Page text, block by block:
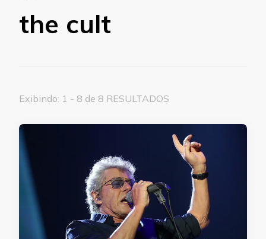
the cult
Exibindo: 1 - 8 de 8 RESULTADOS